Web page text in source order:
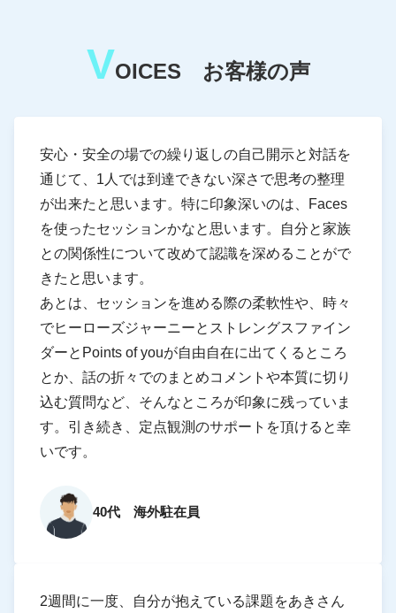
VOICES お客様の声
安心・安全の場での繰り返しの自己開示と対話を
通じて、1人では到達できない深さで思考の整理
が出来たと思います。特に印象深いのは、Faces
を使ったセッションかなと思います。自分と家族
との関係性について改めて認識を深めることがで
きたと思います。
あとは、セッションを進める際の柔軟性や、時々
でヒーローズジャーニーとストレングスファイン
ダーとPoints of youが自由自在に出てくるところ
とか、話の折々でのまとめコメントや本質に切り
込む質問など、そんなところが印象に残っていま
す。引き続き、定点観測のサポートを頂けると幸
いです。
40代 海外駐在員
2週間に一度、自分が抱えている課題をあきさん